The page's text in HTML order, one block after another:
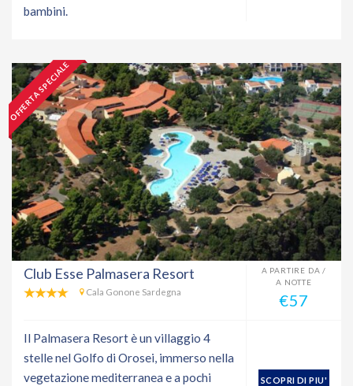
bambini.
OFFERTA SPECIALE
Club Esse Palmasera Resort
Cala Gonone Sardegna
A PARTIRE DA /
A NOTTE
€57
Il Palmasera Resort è un villaggio 4
stelle nel Golfo di Orosei, immerso nella
vegetazione mediterranea e a pochi
SCOPRI DI PIU'